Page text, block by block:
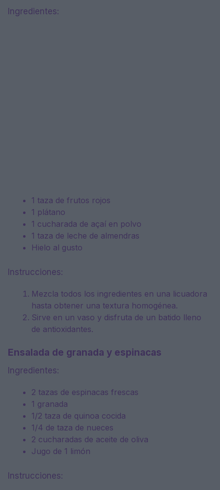
Ingredientes:
1 taza de frutos rojos
1 plátano
1 cucharada de açaí en polvo
1 taza de leche de almendras
Hielo al gusto
Instrucciones:
Mezcla todos los ingredientes en una licuadora
hasta obtener una textura homogénea.
Sirve en un vaso y disfruta de un batido lleno
de antioxidantes.
Ensalada de granada y espinacas
Ingredientes:
2 tazas de espinacas frescas
1 granada
1/2 taza de quinoa cocida
1/4 de taza de nueces
2 cucharadas de aceite de oliva
Jugo de 1 limón
Instrucciones: